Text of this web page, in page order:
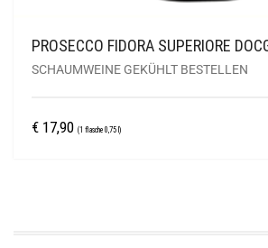
PROSECCO FIDORA SUPERIORE
SCHAUMWEINE GEKÜHLT BESTELLEN
€ 17,90 (1 flasche 0,75 l)